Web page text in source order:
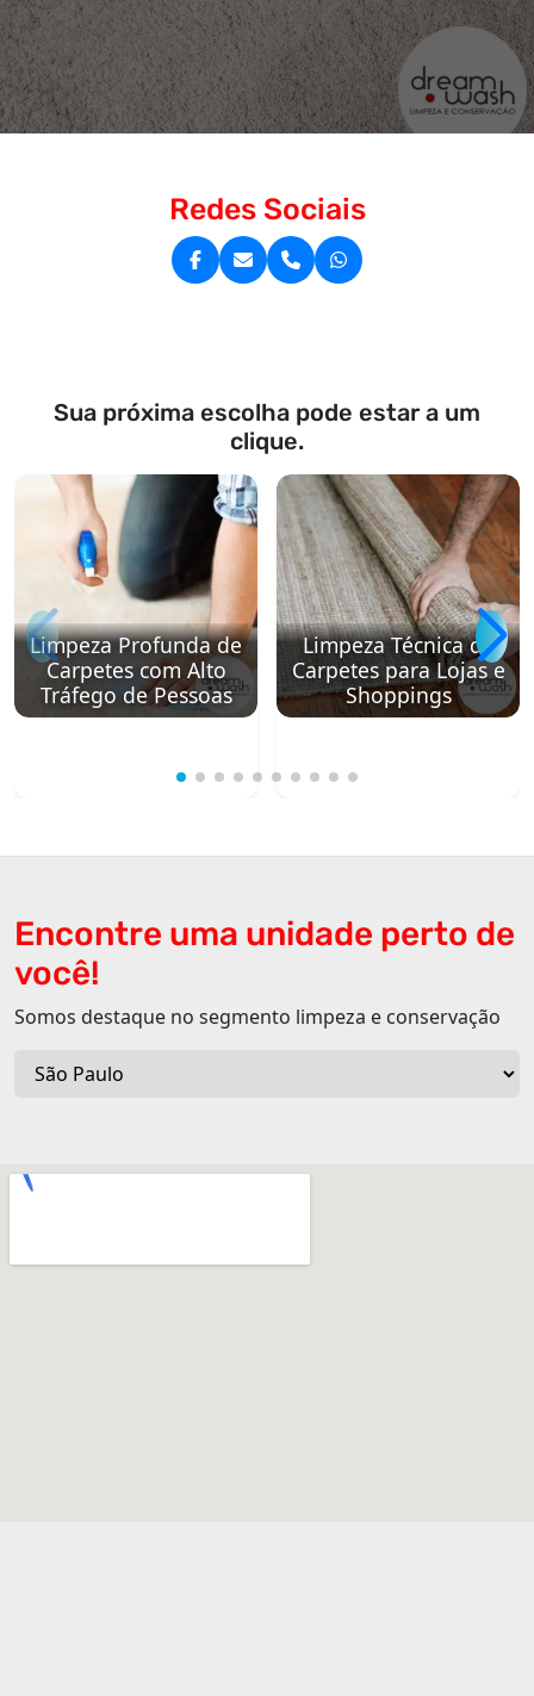
Redes Sociais
Sua próxima escolha pode estar a um
clique.
Limpeza Profunda de
Carpetes com Alto
Tráfego de Pessoas
Limpeza Técnica de
Carpetes para Lojas e
Shoppings
Encontre uma unidade perto de
você!
Somos destaque no segmento limpeza e conservação